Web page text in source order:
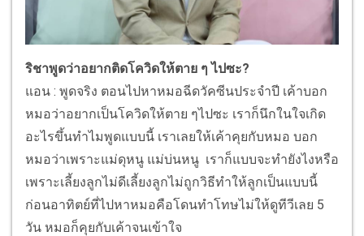
ริชาพูดว่าอยากติดโควิดให้ตาย ๆ ไปซะ?
แอน : พูดจริง ตอนไปหาหมอฉีดวัคซีนประจำปี เค้าบอก
หมอว่าอยากเป็นโควิดให้ตาย ๆไปซะ เราก็นึกในใจเกิด
อะไรขึ้นทำไมพูดแบบนี้ เราเลยให้เค้าคุยกับหมอ บอก
หมอว่าเพราะแม่ดุหนู แม่บ่นหนู เราก็แบบจะทำยังไงหรือ
เพราะเลี้ยงลูกไม่ดีเลี้ยงลูกไม่ถูกวิธีทำให้ลูกเป็นแบบนี้
ก่อนอาทิตย์ที่ไปหาหมอคือโดนทำโทษไม่ให้ดูทีวีเลย 5
วัน หมอก็คุยกับเค้าจนเข้าใจ